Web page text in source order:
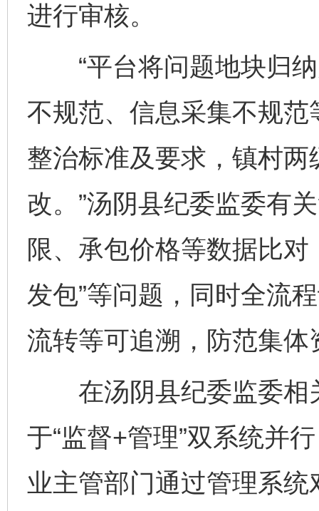
进行审核。
“平台将问题地块归纳
不规范、信息采集不规
整治标准及要求，镇村
改。”汤阴县纪委监委有
限、承包价格等数据比对
发包”等问题，同时全流
流转等可追溯，防范集体
在汤阴县纪委监委相
于“监督+管理”双系统并
业主管部门通过管理系